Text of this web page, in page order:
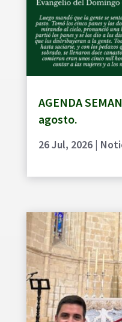
AGENDA
agosto.
26 Jul, 2026|